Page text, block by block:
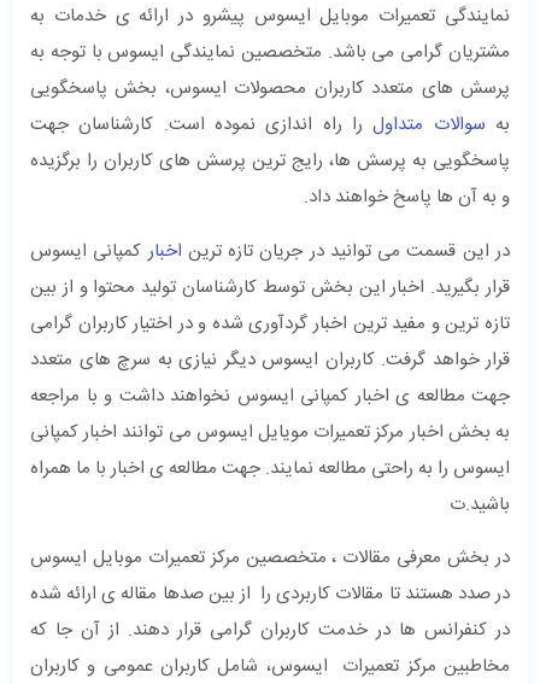
نمایندگی تعمیرات موبایل ایسوس پیشرو در ارائه ی خدمات به
مشتریان گرامی می باشد. متخصصین نمایندگی ایسوس با توجه به
پرسش های متعدد کاربران محصولات ایسوس، بخش پاسخگویی
به سوالات متداولرا راه اندازی نموده است. کارشناسان جهت
پاسخگویی به پرسش ها، رایج ترین پرسش های کاربران را برگزیده
و به آن ها پاسخ خواهند داد.
در این قسمت می توانید در جریان تازه ترین اخبار کمپانی ایسوس
قرار بگیرید. اخبار این بخش توسط کارشناسان تولید محتوا و از بین
تازه ترین و مفید ترین اخبار گردآوری شده و در اختیار کاربران گرامی
قرار خواهد گرفت. کاربران ایسوس دیگر نیازی به سرچ های متعدد
جهت مطالعه ی اخبار کمپانی ایسوس نخواهند داشت و با مراجعه
به بخش اخبار مرکز تعمیرات مویایل ایسوس می توانند اخبار کمپانی
ایسوس را به راحتی مطالعه نمایند. جهت مطالعه ی اخبار با ما همراه
باشید.ت
در بخش معرفی مقالات ، متخصصین مرکز تعمیرات موبایل ایسوس
در صدد هستند تا مقالات کاربردی را از بین صدها مقاله ی ارائه شده
در کنفرانس ها در خدمت کاربران گرامی قرار دهند. از آن جا که
مخاطبین مرکز تعمیرات ایسوس، شامل کاربران عمومی و کاربران